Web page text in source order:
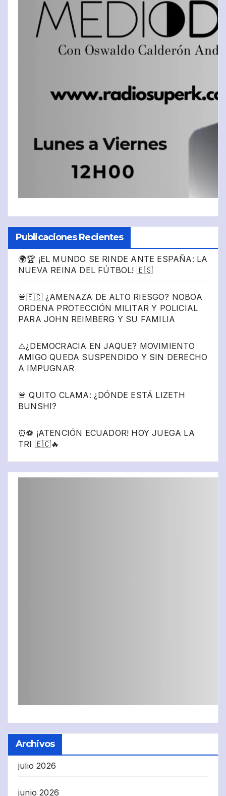
Publicaciones Recientes
🌍🏆 ¡EL MUNDO SE RINDE ANTE ESPAÑA: LA
NUEVA REINA DEL FÚTBOL! 🇪🇸
🚨🇪🇨 ¿AMENAZA DE ALTO RIESGO? NOBOA
ORDENA PROTECCIÓN MILITAR Y POLICIAL
PARA JOHN REIMBERG Y SU FAMILIA
⚠️¿DEMOCRACIA EN JAQUE? MOVIMIENTO
AMIGO QUEDA SUSPENDIDO Y SIN DERECHO
A IMPUGNAR
🚨 QUITO CLAMA: ¿DÓNDE ESTÁ LIZETH
BUNSHI?
⏰⚽ ¡ATENCIÓN ECUADOR! HOY JUEGA LA
TRI 🇪🇨🔥
Archivos
julio 2026
junio 2026